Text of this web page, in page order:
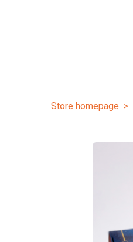
Store homepage